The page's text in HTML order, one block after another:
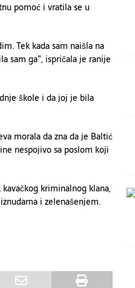
pomoć i vratila se u
Tek kada sam naišla na
sam ga”, ispričala je ranije
škole i da joj je bila
morala da zna da je Baltić
nespojivo sa poslom koji
kriminalnog klana,
i zelenašenjem.